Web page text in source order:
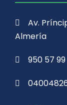
Av.
Almería
950 57